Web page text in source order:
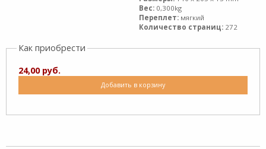
Вес: 0,300kg
Переплет: мягкий
Количество страниц: 272
Как приобрести
24,00 руб.
Добавить в корзину